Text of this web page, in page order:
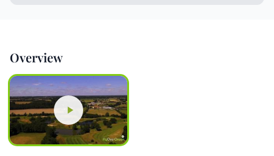
Overview